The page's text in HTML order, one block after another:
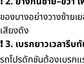
ของบางอย่างวางซ้ายเ
เสียงดัง
❗ 3. เบรกยาวเวลารีบ
รถโปรดักชันต้องเบรกแ